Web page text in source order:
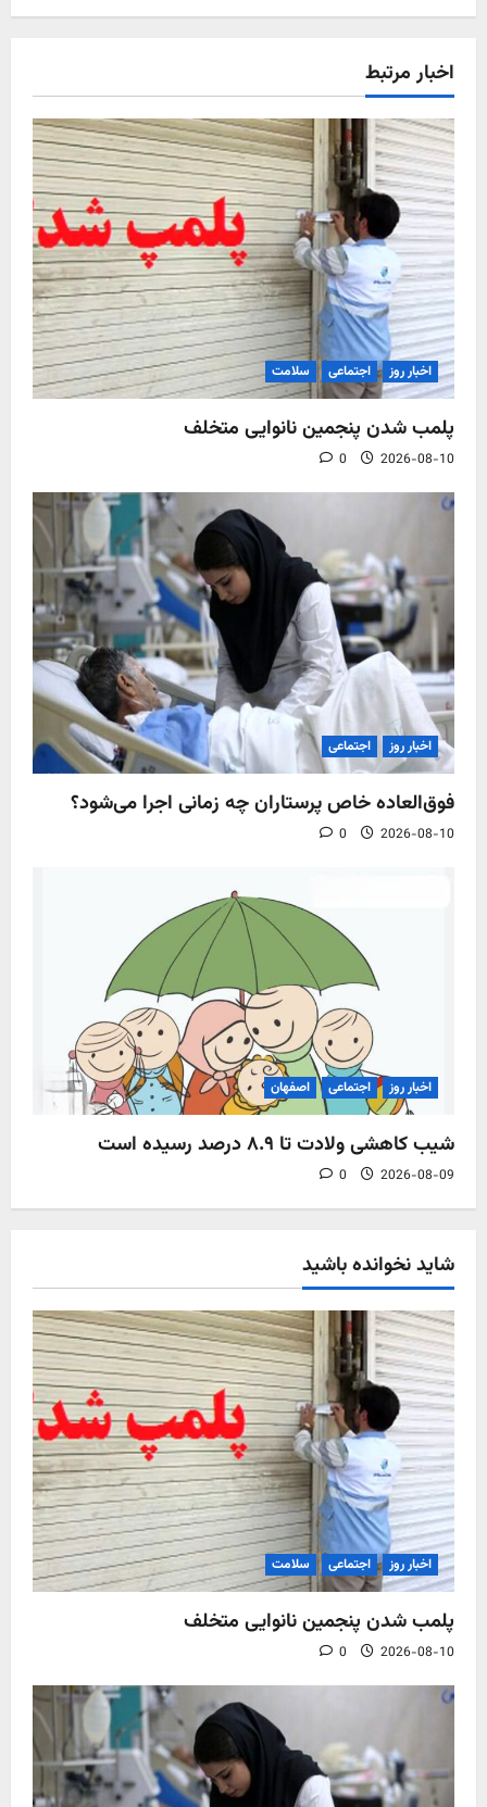
اخبار مرتبط
اخبار روز اجتماعی سلامت
پلمب شدن پنجمین نانوایی متخلف
2026-08-10
0
اخبار روز اجتماعی
فوق‌العاده خاص پرستاران چه زمانی اجرا می‌شود؟
2026-08-10
0
اخبار روز اجتماعی اصفهان
شیب کاهشی ولادت تا ۸.۹ درصد رسیده است
2026-08-09
0
شاید نخوانده باشید
اخبار روز اجتماعی سلامت
پلمب شدن پنجمین نانوایی متخلف
2026-08-10
0